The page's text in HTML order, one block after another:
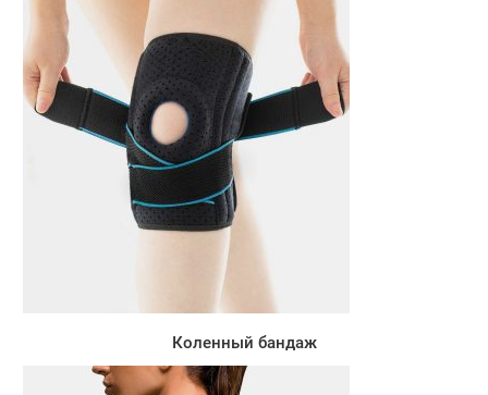
Коленный бандаж